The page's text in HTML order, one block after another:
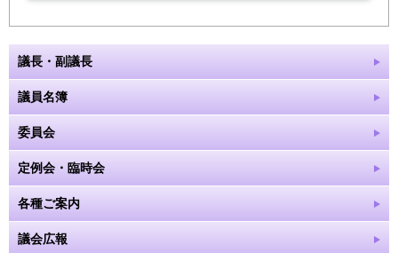
議長・副議長
議員名簿
委員会
定例会・臨時会
各種ご案内
議会広報